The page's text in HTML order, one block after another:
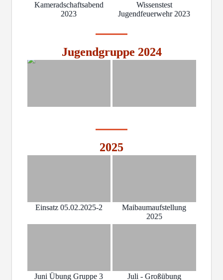
Kameradschaftsabend
2023
Wissenstest
Jugendfeuerwehr 2023
Jugendgruppe 2024
2025
Einsatz 05.02.2025-2
Maibaumaufstellung
2025
Juni Übung Gruppe 3 Juli - Großübung